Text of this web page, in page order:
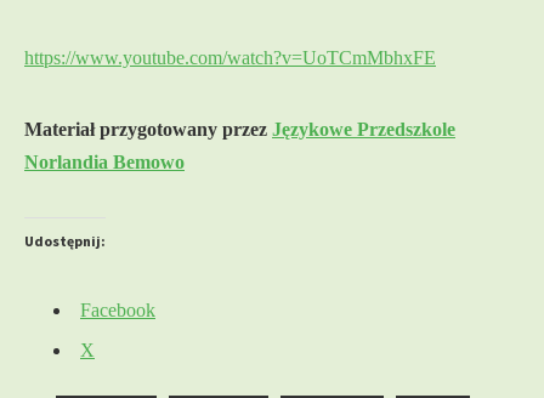
https://www.youtube.com/watch?v=UoTCmMbhxFE
Materiał przygotowany przez Językowe Przedszkole
Norlandia Bemowo
Udostępnij:
Facebook
X